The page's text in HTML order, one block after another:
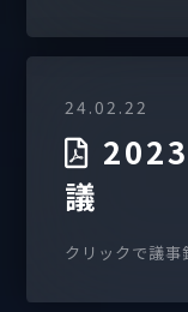
24.02.22
議
クリックで議事